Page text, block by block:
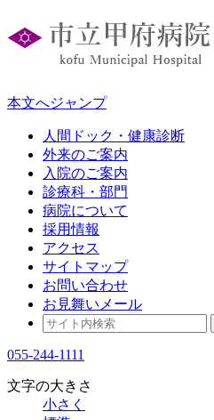
本文へジャンプ
人間ドック・健康診断
外来のご案内
入院のご案内
診療科・部門
病院について
採用情報
アクセス
サイトマップ
お問い合わせ
お見舞いメール
055-244-1111
文字の大きさ
小さく